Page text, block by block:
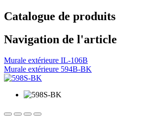
Catalogue de produits
Navigation de l'article
Murale extérieure IL-106B
Murale extérieure 594B-BK